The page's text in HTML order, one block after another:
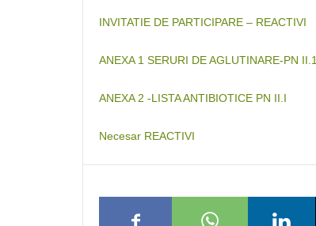
INVITATIE DE PARTICIPARE – REACTIVI
ANEXA 1 SERURI DE AGLUTINARE-PN II.1
ANEXA 2 -LISTA ANTIBIOTICE PN II.I
Necesar REACTIVI